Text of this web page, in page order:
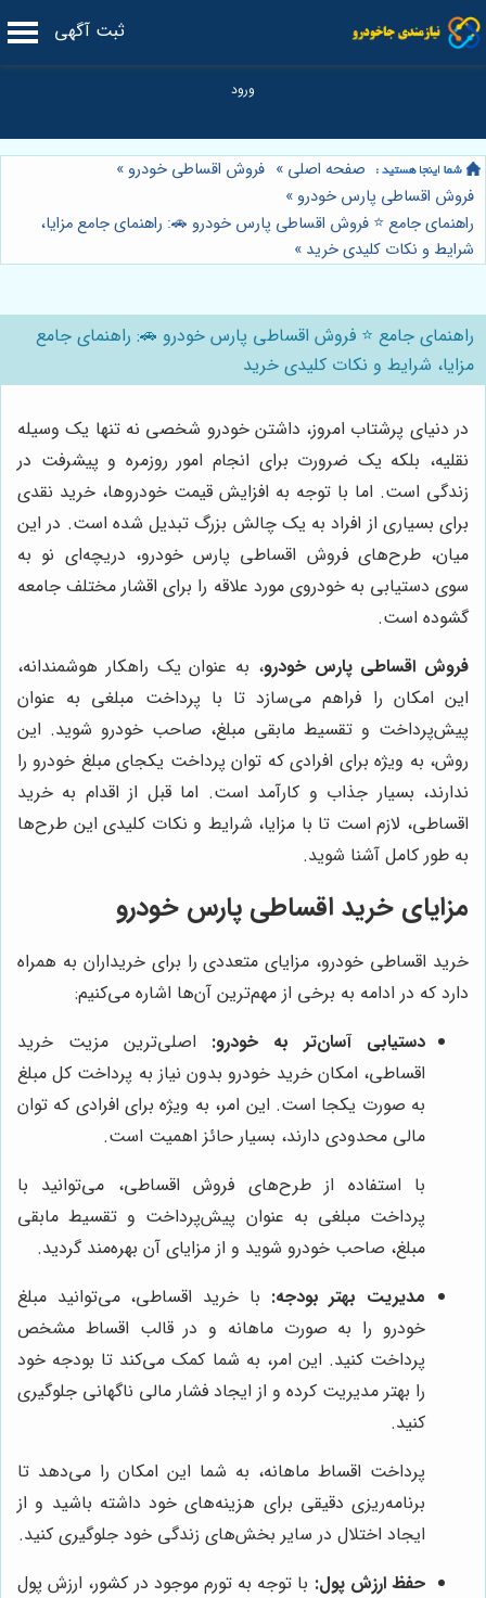
ثبت آگهی
صفحه اصلی » فروش اقساطی خودرو »
فروش اقساطی پارس خودرو »
راهنمای جامع ⭐️ فروش اقساطی پارس خودرو 🚗: راهنمای جامع مزایا،
شرایط و نکات کلیدی خرید »
راهنمای جامع ⭐️ فروش اقساطی پارس خودرو 🚗: راهنمای جامع
مزایا، شرایط و نکات کلیدی خرید
در دنیای پرشتاب امروز، داشتن خودرو شخصی نه تنها یک وسیله
نقلیه، بلکه یک ضرورت برای انجام امور روزمره و پیشرفت در
زندگی است. اما با توجه به افزایش قیمت خودروها، خرید نقدی
برای بسیاری از افراد به یک چالش بزرگ تبدیل شده است. در این
میان، طرح‌های فروش اقساطی پارس خودرو، دریچه‌ای نو به
سوی دستیابی به خودروی مورد علاقه را برای اقشار مختلف جامعه
گشوده است.
فروش اقساطی پارس خودرو، به عنوان یک راهکار هوشمندانه،
این امکان را فراهم می‌سازد تا با پرداخت مبلغی به عنوان
پیش‌پرداخت و تقسیط مابقی مبلغ، صاحب خودرو شوید. این
روش، به ویژه برای افرادی که توان پرداخت یکجای مبلغ خودرو را
ندارند، بسیار جذاب و کارآمد است. اما قبل از اقدام به خرید
اقساطی، لازم است تا با مزایا، شرایط و نکات کلیدی این طرح‌ها
به طور کامل آشنا شوید.
مزایای خرید اقساطی پارس خودرو
خرید اقساطی خودرو، مزایای متعددی را برای خریداران به همراه
دارد که در ادامه به برخی از مهم‌ترین آن‌ها اشاره می‌کنیم:
دستیابی آسان‌تر به خودرو: اصلی‌ترین مزیت خرید
اقساطی، امکان خرید خودرو بدون نیاز به پرداخت کل مبلغ
به صورت یکجا است. این امر، به ویژه برای افرادی که توان
مالی محدودی دارند، بسیار حائز اهمیت است.
با استفاده از طرح‌های فروش اقساطی، می‌توانید با
پرداخت مبلغی به عنوان پیش‌پرداخت و تقسیط مابقی
مبلغ، صاحب خودرو شوید و از مزایای آن بهره‌مند گردید.
مدیریت بهتر بودجه: با خرید اقساطی، می‌توانید مبلغ
خودرو را به صورت ماهانه و در قالب اقساط مشخص
پرداخت کنید. این امر، به شما کمک می‌کند تا بودجه خود
را بهتر مدیریت کرده و از ایجاد فشار مالی ناگهانی جلوگیری
کنید.
پرداخت اقساط ماهانه، به شما این امکان را می‌دهد تا
برنامه‌ریزی دقیقی برای هزینه‌های خود داشته باشید و از
ایجاد اختلال در سایر بخش‌های زندگی خود جلوگیری کنید.
حفظ ارزش پول: با توجه به تورم موجود در کشور، ارزش پول